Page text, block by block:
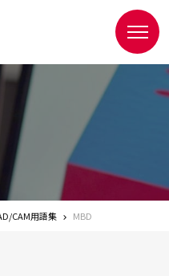
CAM用語集 MBD